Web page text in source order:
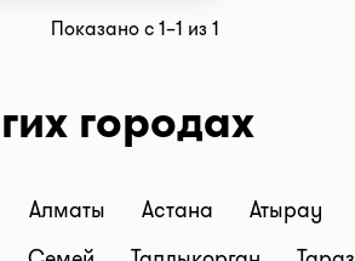
Показано с 1–1 из 1
городах
Алматы Астана Атырау